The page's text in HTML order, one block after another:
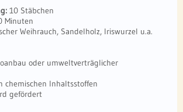
10 Stäbchen
Minuten
Weihrauch, Sandelholz, Iriswurzel u.a.
oder umweltverträglicher
chemischen Inhaltsstoffen
gefördert